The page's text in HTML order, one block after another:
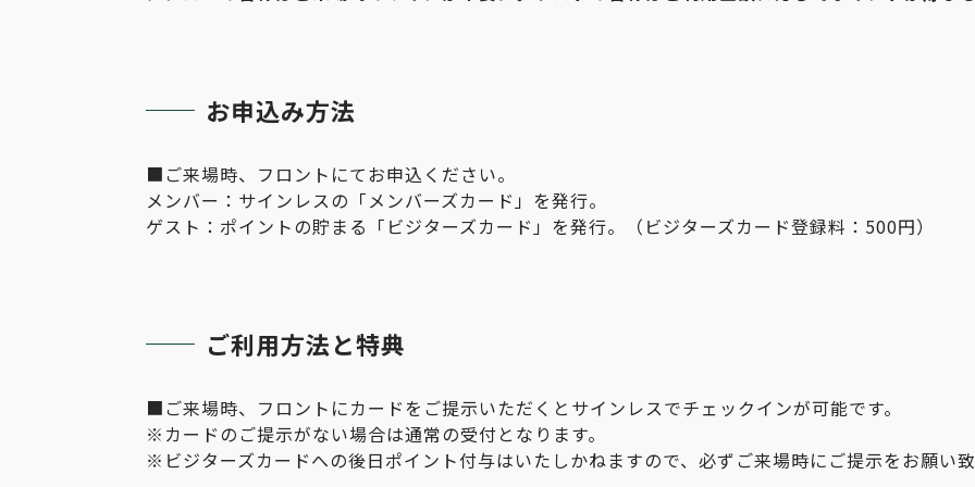
お申込み方法
■ご来場時、フロントにてお申込ください。
メンバー：サインレスの「メンバーズカード」を発行。
ゲスト：ポイントの貯まる「ビジターズカード」を発行。（ビジターズカード登録料：500円）
ご利用方法と特典
■ご来場時、フロントにカードをご提示いただくとサインレスでチェックインが可能です。
※カードのご提示がない場合は通常の受付となります。
※ビジターズカードへの後日ポイント付与はいたしかねますので、必ずご来場時にご提示をお願い